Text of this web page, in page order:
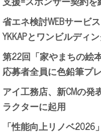
省エネ検討WEBサービ
YKKAPとワンビルディ
第22回「家やまちの絵
応募者全員に色鉛筆プ
アイ工務店、新CMの
ラクターに起用
「性能向上リノベ2026